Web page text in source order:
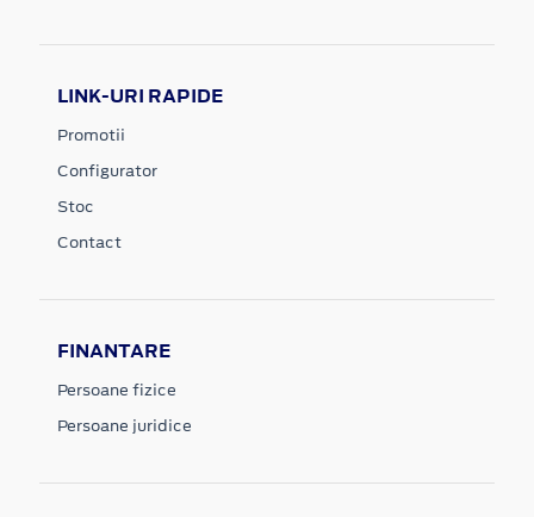
LINK-URI RAPIDE
Promotii
Configurator
Stoc
Contact
FINANTARE
Persoane fizice
Persoane juridice